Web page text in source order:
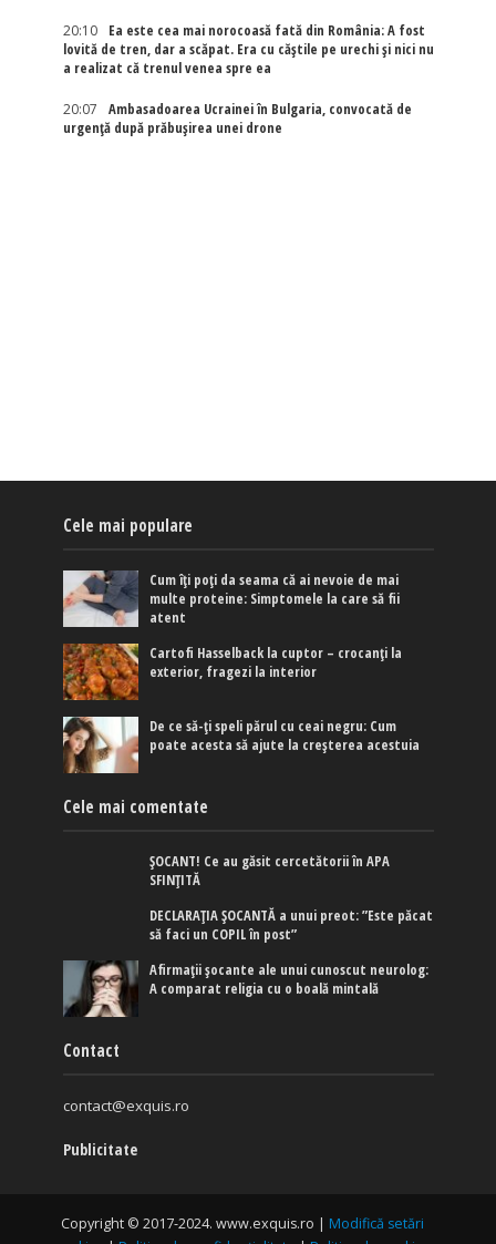
20:10
Ea este cea mai norocoasă fată din România: A fost
lovită de tren, dar a scăpat. Era cu căștile pe urechi și nici nu
a realizat că trenul venea spre ea
20:07
Ambasadoarea Ucrainei în Bulgaria, convocată de
urgență după prăbușirea unei drone
Cele mai populare
Cum îți poți da seama că ai nevoie de mai
multe proteine: Simptomele la care să fii
atent
Cartofi Hasselback la cuptor – crocanți la
exterior, fragezi la interior
De ce să-ți speli părul cu ceai negru: Cum
poate acesta să ajute la creșterea acestuia
Cele mai comentate
ȘOCANT! Ce au găsit cercetătorii în APA
SFINȚITĂ
DECLARAȚIA ȘOCANTĂ a unui preot: ”Este păcat
să faci un COPIL în post”
Afirmaţii şocante ale unui cunoscut neurolog:
A comparat religia cu o boală mintală
Contact
contact@exquis.ro
Publicitate
Copyright © 2017-2024. www.exquis.ro | Modifică setări